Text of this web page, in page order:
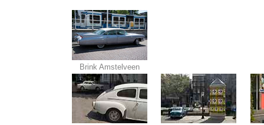
Brink Amstelveen